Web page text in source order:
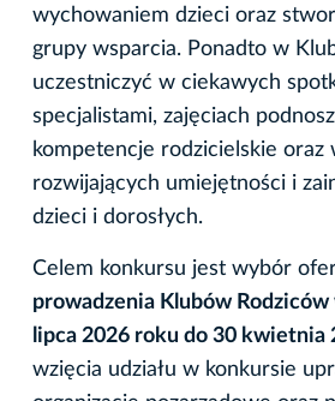
wychowaniem dzieci oraz
grupy wsparcia. Ponadto w
uczestniczyć w ciekawych
specjalistami, zajęciach
kompetencje rodzicielskie oraz
rozwijających umiejętności i
dzieci i dorosłych.
Celem konkursu jest wybór
prowadzenia Klubów
lipca 2026 roku do 30 kwietnia
wzięcia udziału w konkursie